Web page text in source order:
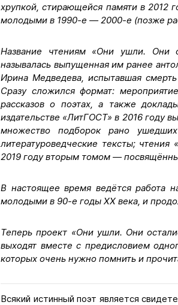
хрупкой, стирающейся памяти в 2012
молодыми в 1990-е — 2000-е (позже
Название чтениям «Они ушли. Они
называлась выпущенная им ранее
Ирина Медведева, испытавшая
Сразу сложился формат:
рассказов о поэтах, а также
издательстве «ЛитГОСТ» в 2016 году
множество подборок рано
литературоведческие тексты;
2019 году вторым томом —
В настоящее время ведётся работа
молодыми в 90-е годы XX века, и
Теперь проект «Они ушли. Они
выходят вместе с предисловием
которых очень нужно помнить и
Всякий истинный поэт является